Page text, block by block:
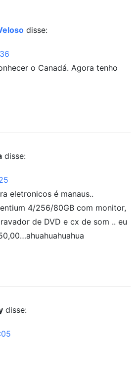
disse:
o Canadá. Agora tenho
disse:
eletronicos é manaus..
4/256/80GB com monitor,
de DVD e cx de som .. eu
disse: